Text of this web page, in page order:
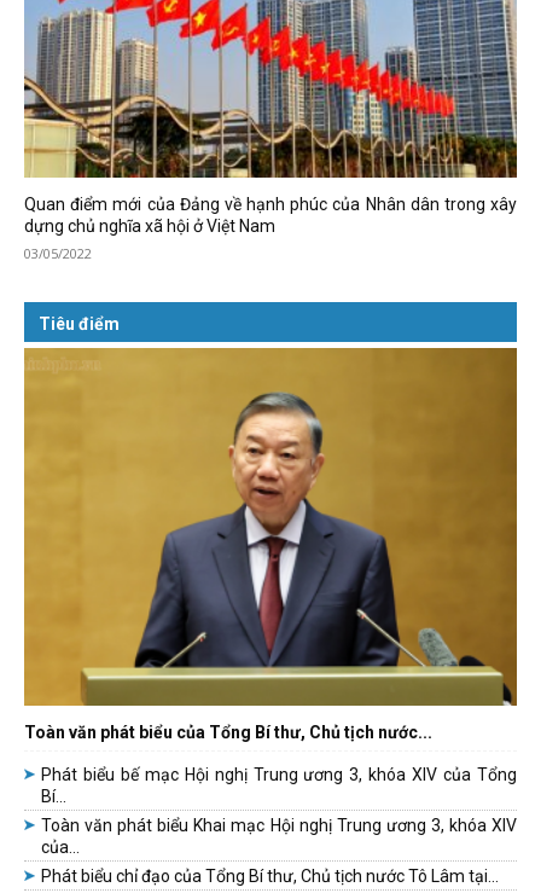
Quan điểm mới của Đảng về hạnh phúc của Nhân dân trong xây
dựng chủ nghĩa xã hội ở Việt Nam
03/05/2022
Tiêu điểm
Toàn văn phát biểu của Tổng Bí thư, Chủ tịch nước...
Phát biểu bế mạc Hội nghị Trung ương 3, khóa XIV của Tổng
Bí...
Toàn văn phát biểu Khai mạc Hội nghị Trung ương 3, khóa XIV
của...
Phát biểu chỉ đạo của Tổng Bí thư, Chủ tịch nước Tô Lâm tại...